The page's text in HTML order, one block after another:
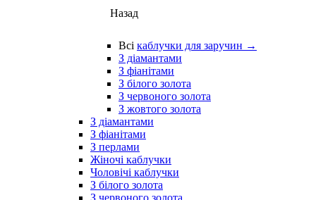
Назад
Всі каблучки для заручин →
З діамантами
З фіанітами
З білого золота
З червоного золота
З жовтого золота
З діамантами
З фіанітами
З перлами
Жіночі каблучки
Чоловічі каблучки
З білого золота
З червоного золота